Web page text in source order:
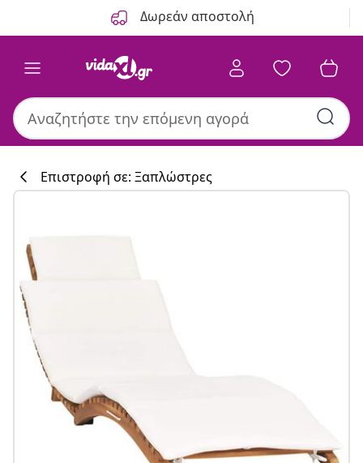
Δωρεάν αποστολή
Επιστροφή σε: Ξαπλώστρες